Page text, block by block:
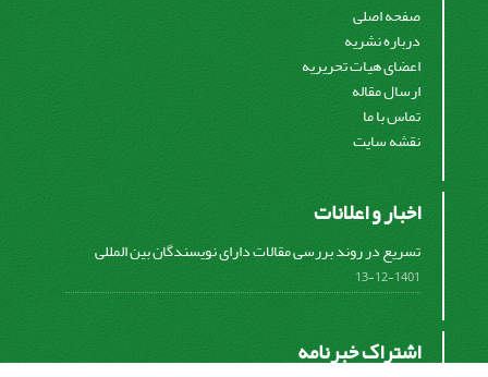
صفحه اصلی
درباره نشریه
اعضای هیات تحریریه
ارسال مقاله
تماس با ما
نقشه سایت
اخبار و اعلانات
تسریع در روند بررسی مقالات دارای نویسندگان بین المللی
1401-12-13
اشتراک خبرنامه